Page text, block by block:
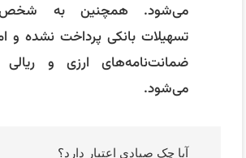
می‌شود. همچنین به شخص
تسهیلات بانکی پرداخت نشده و
ضمانت‌نامه‌های ارزی و
می‌شود.
آیا چک صیادی اعتبار دارد؟